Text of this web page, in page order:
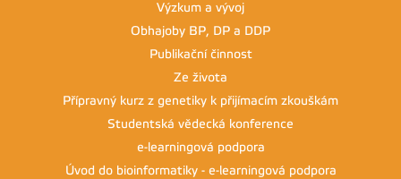
Výzkum a vývoj
Obhajoby BP, DP a DDP
Publikační činnost
Ze života
Přípravný kurz z genetiky k přijímacím zkouškám
Studentská vědecká konference
e-learningová podpora
Úvod do bioinformatiky - e-learningová podpora